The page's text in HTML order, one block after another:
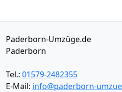
Paderborn-Umzüge.de
Paderborn
Tel.: 01579-2482355
E-Mail: info@paderborn-